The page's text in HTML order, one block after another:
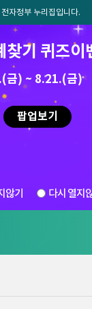
자정부 누리집입니다.
찾기 퀴즈이
금) ~ 8.21.(금)
팝업보기
않기 다시 열지